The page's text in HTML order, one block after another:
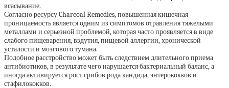
всасывание.
Согласно ресурсу Charcoal Remedies, повышенная кишечная
проницаемость является одним из симптомов отравления тяжелыми
металлами и серьезной проблемой, которая часто проявляется в виде
слабого пищеварения, вздутия, пищевой аллергии, хронической
усталости и мозгового тумана.
Подобное расстройство может быть следствием длительного приема
антибиотиков, в результате чего нарушается бактериальный баланс, а
иногда активируется рост грибов рода кандида, энтерококков и
стафилококков.